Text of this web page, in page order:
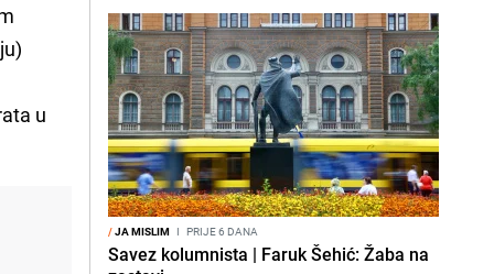
u
/JA MISLIM I PRIJE 6 DANA
Savez kolumnista | Faruk Šehić: Žaba na